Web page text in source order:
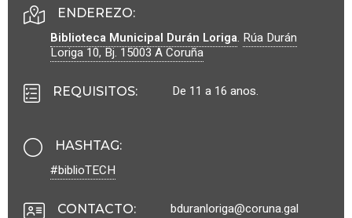
ENDEREZO:
Biblioteca Municipal Durán Loriga. Rúa Durán
Loriga 10, Bj.15003A Coruña
REQUISITOS: De 11 a 16 anos.
HASHTAG:
#biblioTECH
CONTACTO:
bduranloriga@coruna.gal